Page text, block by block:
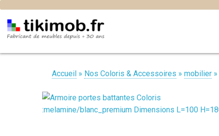
Accueil » Nos Coloris & Accessoires » mobilier »